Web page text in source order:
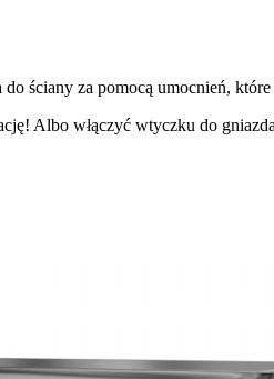
ściany za pomocą umocnień,
Albo włączyć wtyczku do